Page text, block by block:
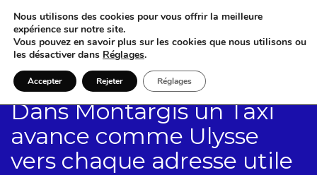
Dans Montargis un Taxi
avance comme Ulysse
vers chaque adresse utile
Nous utilisons des cookies pour vous offrir la meilleure
expérience sur notre site.
Vous pouvez en savoir plus sur les cookies que nous utilisons ou
les désactiver dans Réglages.
Accepter Rejeter Réglages